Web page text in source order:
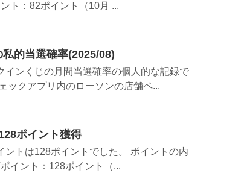
ト：82ポイント（10月 ...
的当選確率(2025/08)
インくじの月間当選確率の個人的な記録で
ックアプリ内のローソンの店舗ペ...
ポイント獲得
ントは128ポイントでした。 ポイントの内
イント：128ポイント（...